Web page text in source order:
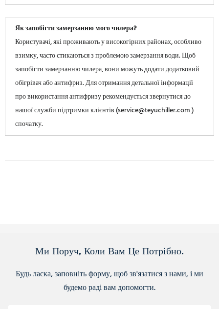
Як запобігти замерзанню мого чилера?
Користувачі, які проживають у високогірних районах, особливо
взимку, часто стикаються з проблемою замерзання води. Щоб
запобігти замерзанню чилера, вони можуть додати додатковий
обігрівач або антифриз. Для отримання детальної інформації
про використання антифризу рекомендується звернутися до
нашої служби підтримки клієнтів (service@teyuchiller.com )
спочатку.
Ми Поруч, Коли Вам Це Потрібно.
Будь ласка, заповніть форму, щоб зв'язатися з нами, і ми
будемо раді вам допомогти.